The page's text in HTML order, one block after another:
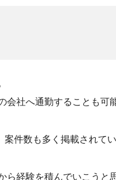
会社へ通勤することも可
件数も多く掲載されて
ら経験を積んでいこうと